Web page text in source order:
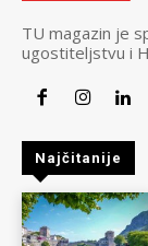
TU magazin je
ugostiteljstvu i
Najčitanije